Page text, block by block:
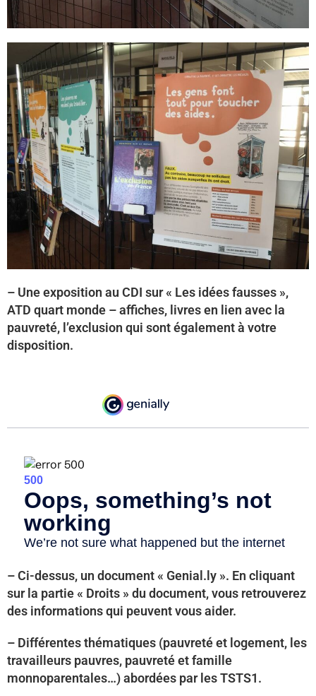
– Une exposition au CDI sur « Les idées fausses »,
ATD quart monde – affiches, livres en lien avec la
pauvreté, l’exclusion qui sont également à votre
disposition.
– Ci-dessus, un document « Genial.ly ». En cliquant
sur la partie « Droits » du document, vous retrouverez
des informations qui peuvent vous aider.
– Différentes thématiques (pauvreté et logement, les
travailleurs pauvres, pauvreté et famille
monnoparentales…) abordées par les TSTS1.